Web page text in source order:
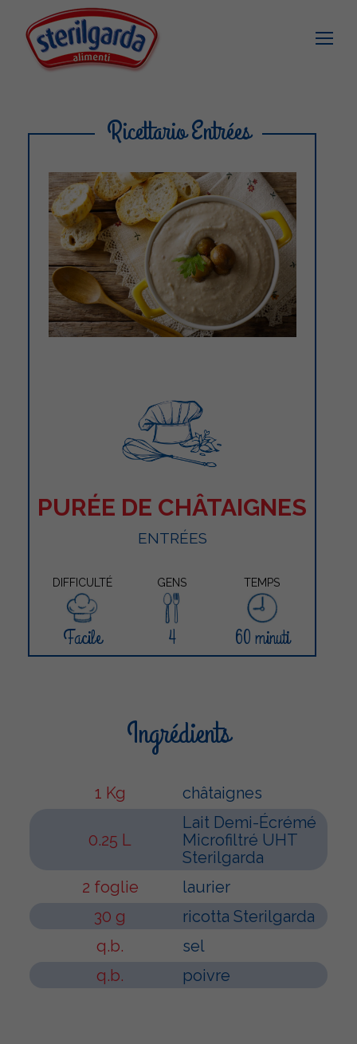
Ricettario Entrées
PURÉE DE CHÂTAIGNES
ENTRÉES
DIFFICULTÉ GENS TEMPS
Facile 4 60 minuti
Ingrédients
1 Kg châtaignes
0.25 L
Lait Demi-Écrémé
Microfiltré UHT
Sterilgarda
2 foglie
laurier
30 g
ricotta Sterilgarda
q.b.
sel
q.b.
poivre